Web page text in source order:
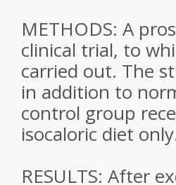
METHODS: A
clinical trial, to
carried out. The
in addition to
control group
isocaloric diet
RESULTS: After